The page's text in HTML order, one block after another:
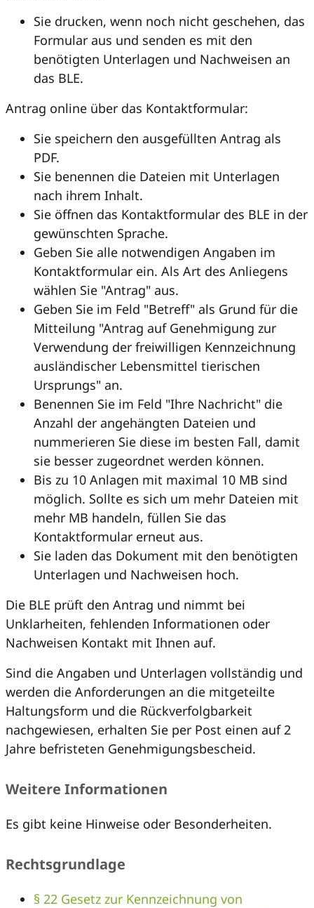
Sie drucken, wenn noch nicht geschehen, das
Formular aus und senden es mit den
benötigten Unterlagen und Nachweisen an
das BLE.
Antrag online über das Kontaktformular:
Sie speichern den ausgefüllten Antrag als
PDF.
Sie benennen die Dateien mit Unterlagen
nach ihrem Inhalt.
Sie öffnen das Kontaktformular des BLE in der
gewünschten Sprache.
Geben Sie alle notwendigen Angaben im
Kontaktformular ein. Als Art des Anliegens
wählen Sie "Antrag" aus.
Geben Sie im Feld "Betreff" als Grund für die
Mitteilung "Antrag auf Genehmigung zur
Verwendung der freiwilligen Kennzeichnung
ausländischer Lebensmittel tierischen
Ursprungs" an.
Benennen Sie im Feld "Ihre Nachricht" die
Anzahl der angehängten Dateien und
nummerieren Sie diese im besten Fall, damit
sie besser zugeordnet werden können.
Bis zu 10 Anlagen mit maximal 10 MB sind
möglich. Sollte es sich um mehr Dateien mit
mehr MB handeln, füllen Sie das
Kontaktformular erneut aus.
Sie laden das Dokument mit den benötigten
Unterlagen und Nachweisen hoch.
Die BLE prüft den Antrag und nimmt bei
Unklarheiten, fehlenden Informationen oder
Nachweisen Kontakt mit Ihnen auf.
Sind die Angaben und Unterlagen vollständig und
werden die Anforderungen an die mitgeteilte
Haltungsform und die Rückverfolgbarkeit
nachgewiesen, erhalten Sie per Post einen auf 2
Jahre befristeten Genehmigungsbescheid.
Weitere Informationen
Es gibt keine Hinweise oder Besonderheiten.
Rechtsgrundlage
§ 22 Gesetz zur Kennzeichnung von